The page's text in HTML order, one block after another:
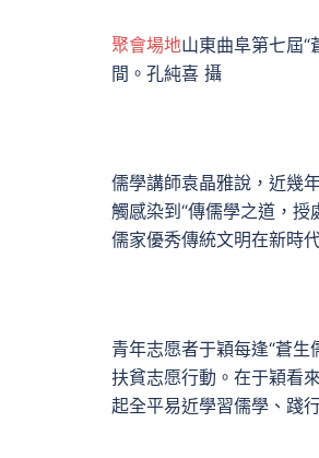
聚會場地山東曲阜第七屆“
間。孔純喜 攝
儒學講師袁晶雅說，近幾
觸感染到“傳儒學之道，授
儒家優秀傳統文明在新時
青年志愿者于穎每逢“蒼生
扶貧志愿行動。在于穎看
起全平易近學習儒學、踐